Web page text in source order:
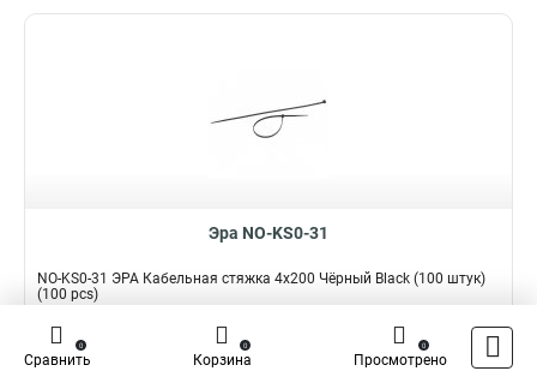
Эра NO-KS0-31
NO-KS0-31 ЭРА Кабельная стяжка 4x200 Чёрный Black (100 штук)
(100 pcs)
Подробнее Сравнить
Наличие:
Сравнить
0
Корзина
0
Просмотрено
0